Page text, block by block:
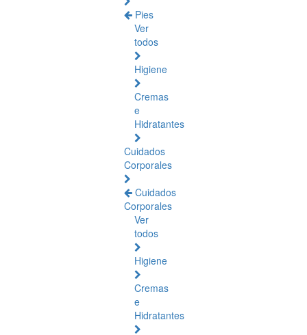
Pies
Ver
todos
Higiene
Cremas
e
Hidratantes
Cuidados
Corporales
Cuidados
Corporales
Ver
todos
Higiene
Cremas
e
Hidratantes